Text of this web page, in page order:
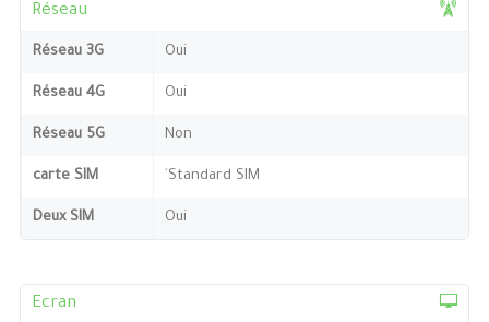
Réseau
Réseau 3G Oui
Réseau 4G Oui
Réseau 5G Non
carte SIM `Standard SIM
Deux SIM Oui
Ecran